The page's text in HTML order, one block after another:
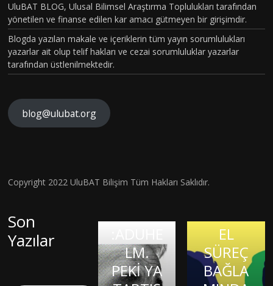
UluBAT BLOG, Ulusal Bilimsel Araştırma Toplulukları tarafından
yönetilen ve finanse edilen kar amacı gütmeyen bir girişimdir.
Blogda yazılan makale ve içeriklerin tüm yayın sorumlulukları
yazarlar ait olup telif hakları ve cezai sorumluluklar yazarlar
tarafından üstlenilmektedir.
blog@ulubat.org
Copyright 2022 UluBAT Bilişim Tüm Hakları Saklıdır.
Son
Yazılar
İLK
TEDAVİ
:ADUHE
LM.
SI BİR
OLMAK:
JASON
en De
Görme
Kaybına
Teorisi
ve
TOPLU
MSAL
CİNSİYE
T
MLARIN
FİZYOL
SÜREÇ
BAĞLA
KIRIK
KALPLE